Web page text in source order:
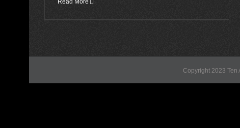
Read More
Copyright 2023 Ten